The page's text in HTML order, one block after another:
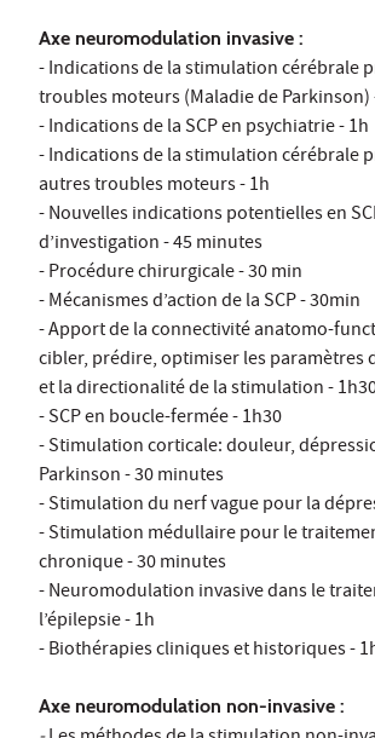
Axe neuromodulation invasive :
- Indications de la stimulation cérébrale
troubles moteurs (Maladie de Parkinson)
- Indications de la SCP en psychiatrie - 1h
- Indications de la stimulation cérébrale
autres troubles moteurs - 1h
- Nouvelles indications potentielles en
d’investigation - 45 minutes
- Procédure chirurgicale - 30 min
- Mécanismes d’action de la SCP - 30min
- Apport de la connectivité anatomo-
cibler, prédire, optimiser les paramètres
et la directionalité de la stimulation -
- SCP en boucle-fermée - 1h30
- Stimulation corticale: douleur,
Parkinson - 30 minutes
- Stimulation du nerf vague pour la
- Stimulation médullaire pour le
chronique - 30 minutes
- Neuromodulation invasive dans le
l’épilepsie - 1h
- Biothérapies cliniques et historiques -
Axe neuromodulation non-invasive :